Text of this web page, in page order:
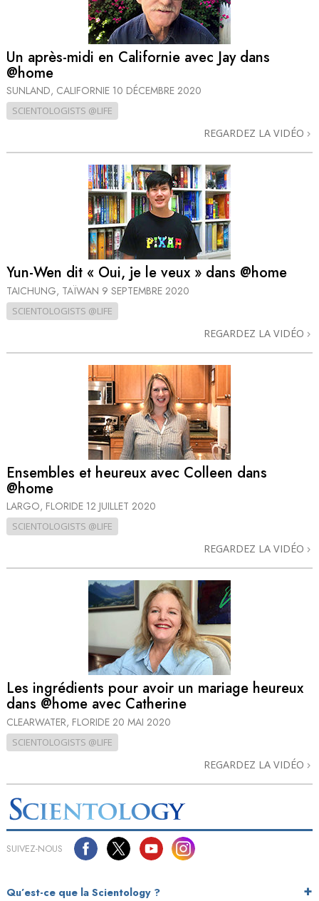
Un après-midi en Californie avec Jay dans
@home
SUNLAND, CALIFORNIE 10 DÉCEMBRE 2020
SCIENTOLOGISTS @LIFE
REGARDEZ LA VIDÉO
Yun-Wen dit « Oui, je le veux » dans @home
TAICHUNG, TAÏWAN 9 SEPTEMBRE 2020
SCIENTOLOGISTS @LIFE
REGARDEZ LA VIDÉO
Ensembles et heureux avec Colleen dans
@home
LARGO, FLORIDE 12 JUILLET 2020
SCIENTOLOGISTS @LIFE
REGARDEZ LA VIDÉO
Les ingrédients pour avoir un mariage heureux
dans @home avec Catherine
CLEARWATER, FLORIDE 20 MAI 2020
SCIENTOLOGISTS @LIFE
REGARDEZ LA VIDÉO
SUIVEZ-NOUS
Qu’est-ce que la Scientology ?